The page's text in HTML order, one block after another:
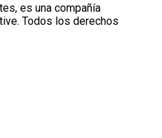
es una compañía
Todos los derechos